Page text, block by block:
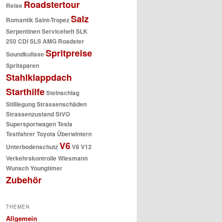
Reise Roadstertour
RomantikSaint-TropezSalz
SerpentinenServiceheftSLK
250 CDISLS AMG Roadster
SoundkulisseSpritpreise
Spritsparen
Stahlklappdach
StarthilfeSteinschlag
StilllegungStrassenschäden
StrassenzustandStVO
SupersportwagenTesla
TestfahrerToyota Überwintern
UnterbodenschutzV6V8V12
VerkehrskontrolleWiesmann
WunschYoungtimer
Zubehör
THEMEN
Allgemein